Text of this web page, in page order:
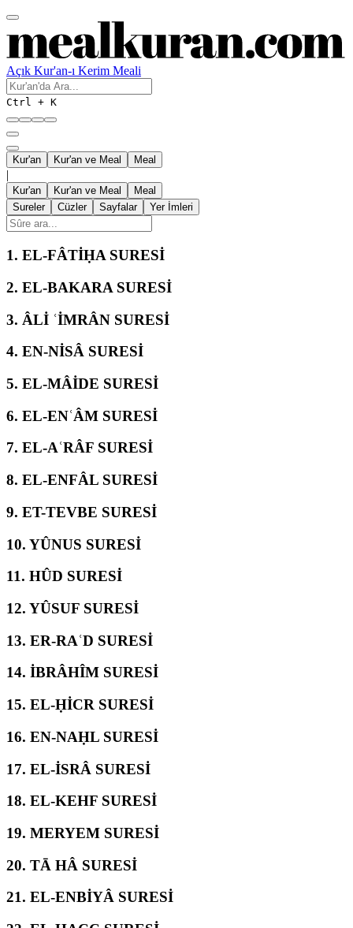
Açık Kur'an-ı Kerim Meali
Ctrl + K
Kur'an Kur'an ve Meal Meal
|
Kur'an Kur'an ve Meal
Meal
Sureler
Cüzler Sayfalar Yer İmleri
1. EL-FÂTİḤA SURESİ
2. EL-BAKARA SURESİ
3. ÂLİ ʿİMRÂN SURESİ
4. EN-NİSÂ SURESİ
5. EL-MÂİDE SURESİ
6. EL-ENʿÂM SURESİ
7. EL-AʿRÂF SURESİ
8. EL-ENFÂL SURESİ
9. ET-TEVBE SURESİ
10. YÛNUS SURESİ
11. HÛD SURESİ
12. YÛSUF SURESİ
13. ER-RAʿD SURESİ
14. İBRÂHÎM SURESİ
15. EL-ḤİCR SURESİ
16. EN-NAḤL SURESİ
17. EL-İSRÂ SURESİ
18. EL-KEHF SURESİ
19. MERYEM SURESİ
20. TĀ HÂ SURESİ
21. EL-ENBİYÂ SURESİ